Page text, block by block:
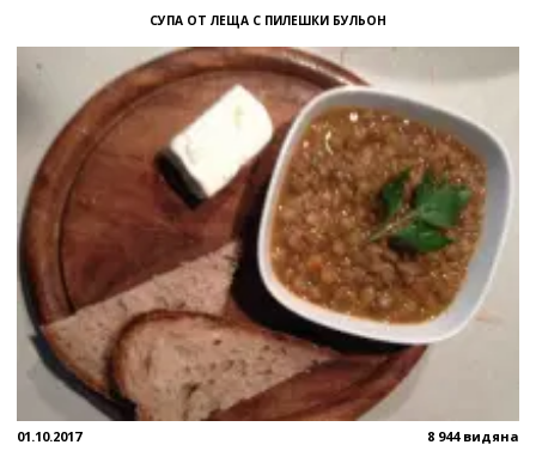
СУПА ОТ ЛЕЩА С ПИЛЕШКИ БУЛЬОН
01.10.2017 8 944 видяна